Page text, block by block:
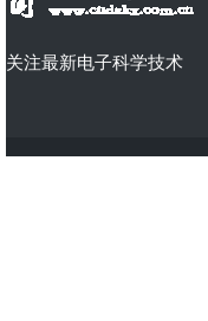
关注最新电子科学技术